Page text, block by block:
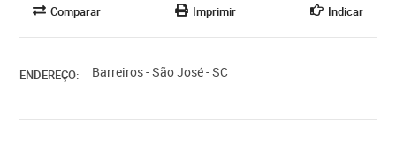
Comparar Imprimir Indicar
ENDEREÇO: Barreiros - São José - SC